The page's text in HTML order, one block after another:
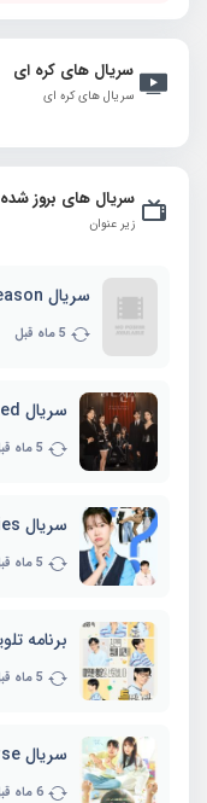
سریال های کره ای
سریال های کره ای
سریال های بروز شده
زیر عنوان
سریال In Your Radiant Season
5 ماه قبل
سریال Pearl in Red
5 ماه قبل
5 ماه قبل
5 ماه قبل
سریال Our Universe
6 ماه قبل